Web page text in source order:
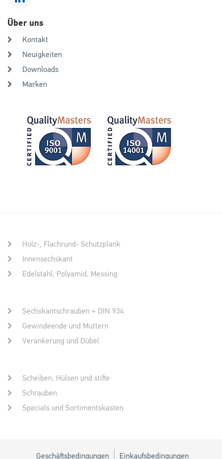
Über uns
Kontakt
Neuigkeiten
Downloads
Marken
Holz-, Flachrund- Schutzplank
Innensechskant
Edelstahl, Polyamid, Messing
Sechskantschrauben + DIN 934
Gewindeende und Muttern
Verankerung und Dübel
Scheiben, Hülsen und stifte
Schrauben
Specials und Sortimentskasten
Geschäftsbedingungen Einkaufsbedingungen